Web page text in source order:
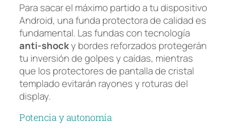
Para sacar el máximo partido a tu dispositivo
Android, una funda protectora de calidad es
fundamental. Las fundas con tecnología
anti-shocky bordes reforzados protegerán
tu inversión de golpes y caídas, mientras
que los protectores de pantalla de cristal
templado evitarán rayones y roturas del
display.
Potencia y autonomía